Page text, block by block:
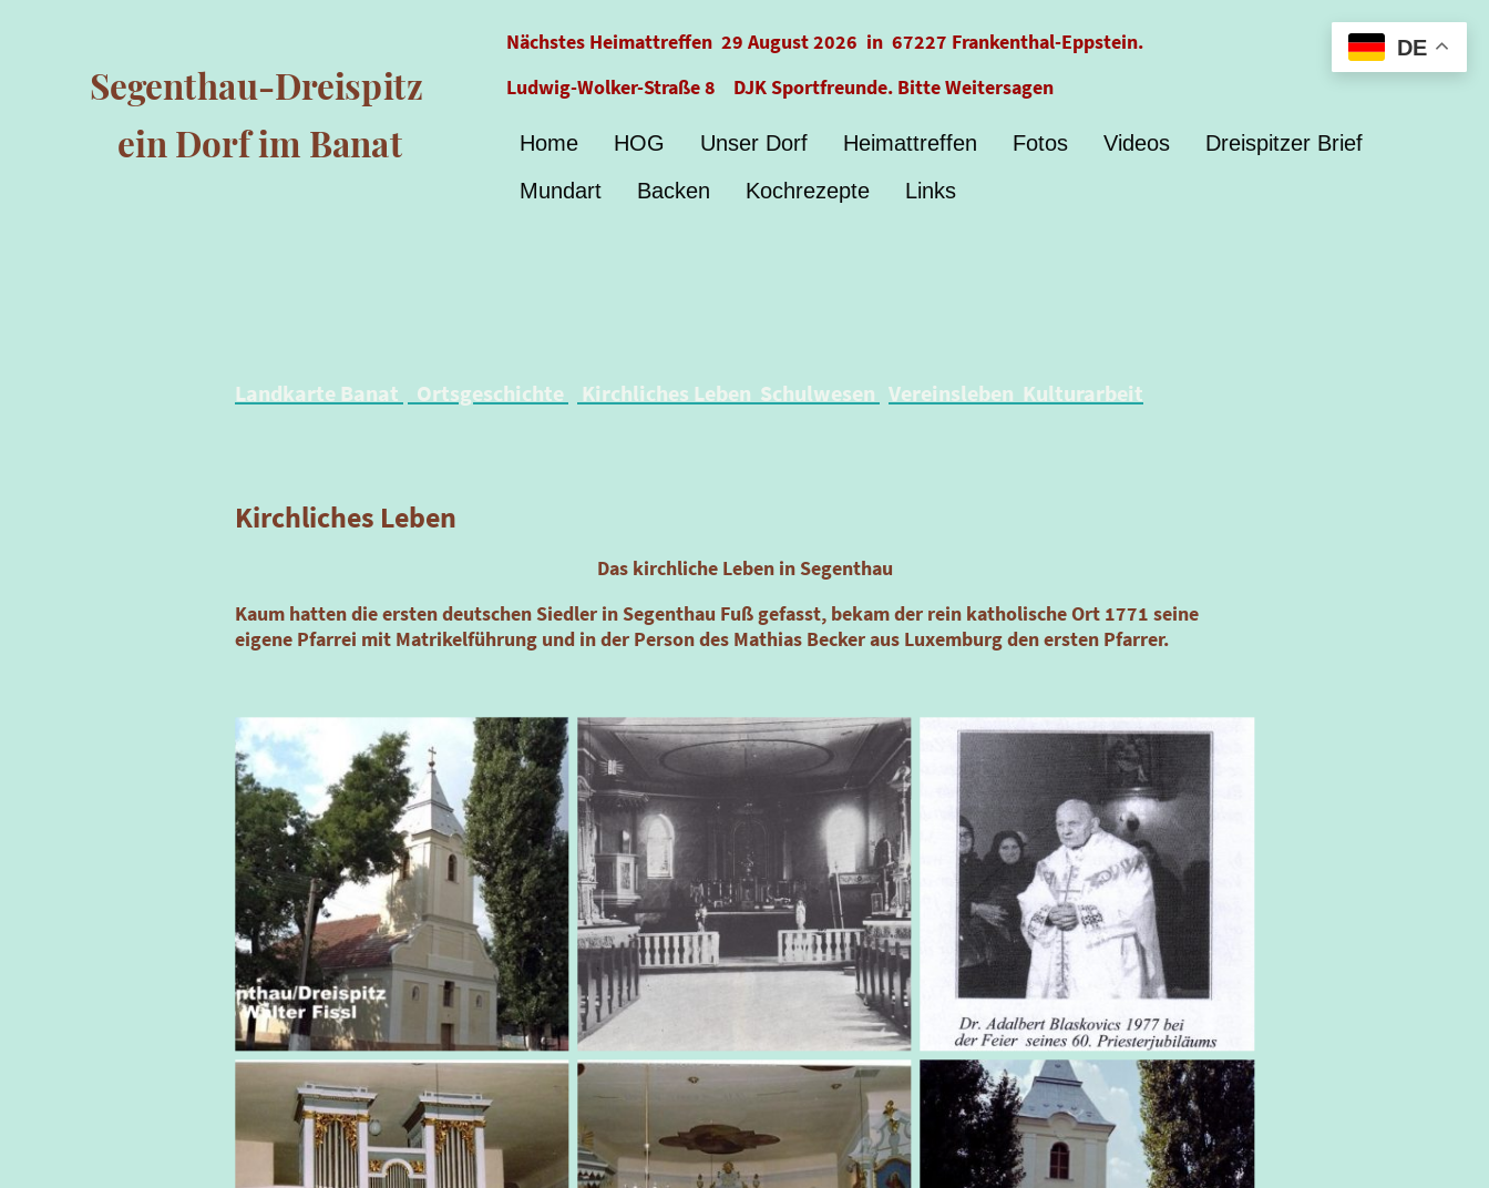
Segenthau-Dreispitz
ein Dorf im Banat
Nächstes Heimattreffen 29 August 2026 in 67227 Frankenthal-Eppstein.
Ludwig-Wolker-Straße 8 DJK Sportfreunde. Bitte Weitersagen
Home HOG Unser Dorf Heimattreffen Fotos Videos
Dreispitzer Brief
Mundart
Backen Kochrezepte Links
Landkarte Banat Ortsgeschichte Kirchliches Leben Schulwesen Vereinsleben Kulturarbeit
Kirchliches Leben
Das kirchliche Leben in Segenthau
Kaum hatten die ersten deutschen Siedler in Segenthau Fuß gefasst, bekam der rein katholische Ort 1771 seine
eigene Pfarrei mit Matrikelführung und in der Person des Mathias Becker aus Luxemburg den ersten Pfarrer.
DE